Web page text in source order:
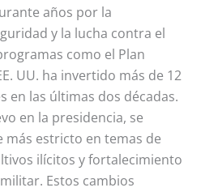
años por la
y la lucha contra el
como el Plan
UU. ha invertido más de 12
en las últimas dos décadas.
en la presidencia, se
más estricto en temas de
ilícitos y fortalecimiento
Estos cambios